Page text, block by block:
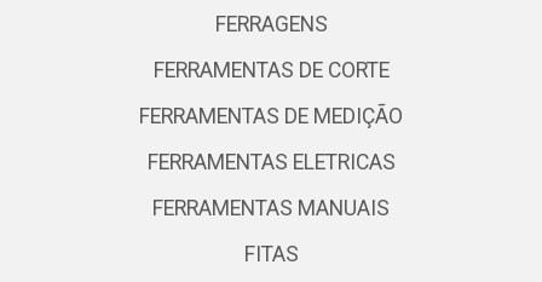
FERRAGENS
FERRAMENTAS DE CORTE
FERRAMENTAS DE MEDIÇÃO
FERRAMENTAS ELETRICAS
FERRAMENTAS MANUAIS
FITAS